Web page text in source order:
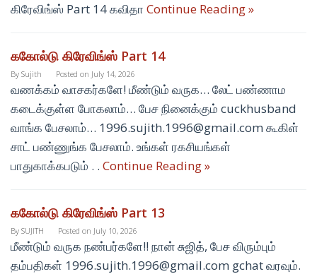
கிரேவிங்ஸ் Part 14 கவிதா Continue Reading »
ககோல்டு கிரேவிங்ஸ் Part 14
By Sujith Posted on July 14, 2026
வணக்கம் வாசகர்களே! மீண்டும் வருக… லேட் பண்ணாம
கடைக்குள்ள போகலாம்… பேச நினைக்கும் cuckhusband
வாங்க பேசலாம்… 1996.sujith.1996@gmail.com கூகிள்
சாட் பண்ணுங்க பேசலாம். உங்கள் ரகசியங்கள்
பாதுகாக்கபடும் . . Continue Reading »
ககோல்டு கிரேவிங்ஸ் Part 13
By SUJITH Posted on July 10, 2026
மீண்டும் வருக நண்பர்களே!! நான் சுஜித், பேச விரும்பும்
தம்பதிகள் 1996.sujith.1996@gmail.com gchat வரவும்.